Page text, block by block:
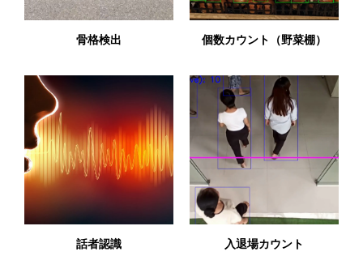
骨格検出 個数カウント（野菜棚）
話者認識 入退場カウント